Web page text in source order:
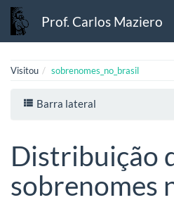
Prof. Carlos Maziero
Visitou sobrenomes_no_brasil
Barra lateral
Distribuição
sobrenomes